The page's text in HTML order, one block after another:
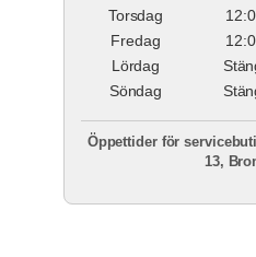
Torsdag
Fredag
Lördag
Söndag
Öppettider för
13,